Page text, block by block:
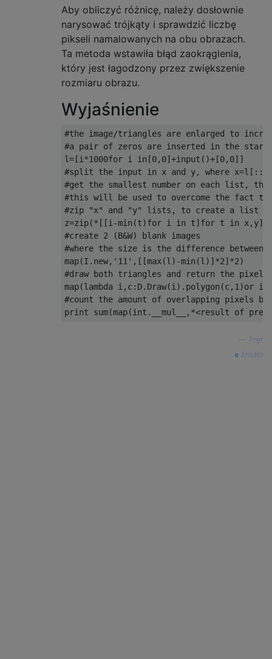
Aby obliczyć różnicę, należy dosłownie
narysować trójkąty i sprawdzić liczbę
pikseli namalowanych na obu obrazach.
Ta metoda wstawiła błąd zaokrąglenia,
który jest łagodzony przez zwiększenie
rozmiaru obrazu.
Wyjaśnienie
#the image/triangles are enlarged to
#a pair of zeros are inserted in the
l=[i*1000for i in [0, 0]+input ()+[0, 0]]
#split the input in x and y, where
#get the smallest number on each list,
#this will be used to overcome the fact
#zip "x" and "y" lists, to create a list
z=zip(*[[i-min (t)for i in t] for t in x, y])
#create 2 (B&W) blank images
#where the size is the difference
map(I . new, '11' ,[[max(l)-min (l)]*2]*2)
#draw both triangles and return the pixel
map(lambda i, c : D. Draw(i). polygon (c , 1)or i
#count the amount of overlapping pixels
print sum(map(int . __mul__ ,*<result of
Pręt
źródło